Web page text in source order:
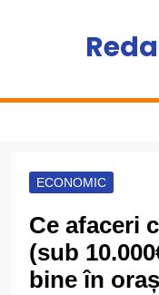
ECONOMIC
Ce afaceri
(sub
bine în